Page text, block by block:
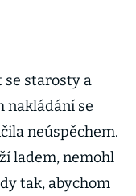
se starosty a
nakládání se
neúspěchem.
ladem, nemohl
tak, abychom